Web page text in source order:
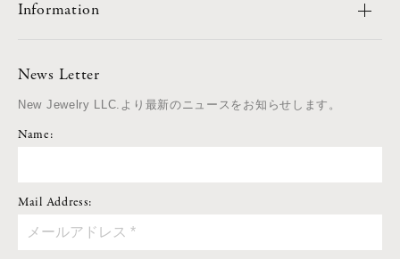
Information
News Letter
New Jewelry LLC.より最新のニュースをお知らせします。
Name:
Mail Address: